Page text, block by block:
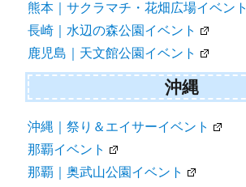
熊本｜サクラマチ・花畑広場イベント
長崎｜水辺の森公園イベント
鹿児島｜天文館公園イベント
沖縄
沖縄｜祭り＆エイサーイベント
那覇イベント
那覇｜奥武山公園イベント